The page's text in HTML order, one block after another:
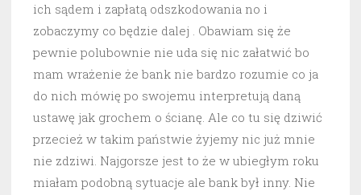
ich sądem i zapłatą odszkodowania no i
zobaczymy co będzie dalej . Obawiam się że
pewnie polubownie nie uda się nic załatwić bo
mam wrażenie że bank nie bardzo rozumie co ja
do nich mówię po swojemu interpretują daną
ustawę jak grochem o ścianę. Ale co tu się dziwić
przecież w takim państwie żyjemy nic już mnie
nie zdziwi. Najgorsze jest to że w ubiegłym roku
miałam podobną sytuacje ale bank był inny. Nie